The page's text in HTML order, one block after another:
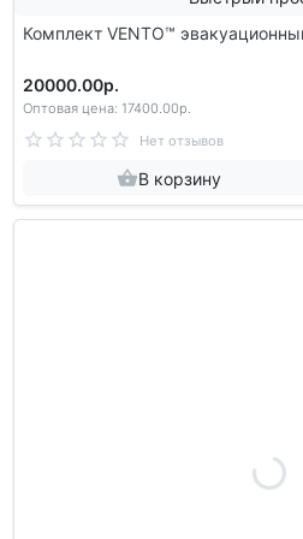
Комплект VENTO™
20000.00р.
Оптовая цена: 17400.00р.
Нет отзывов
В корзину